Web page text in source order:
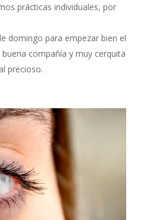
prácticas individuales, por
domingo para empezar bien el
compañía y muy cerquita
precioso.